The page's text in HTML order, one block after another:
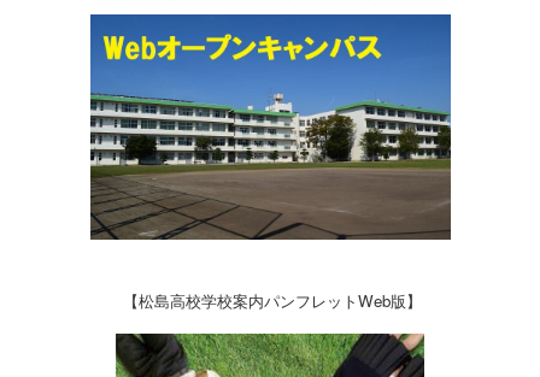
【松島高校学校案内パンフレットWeb版】